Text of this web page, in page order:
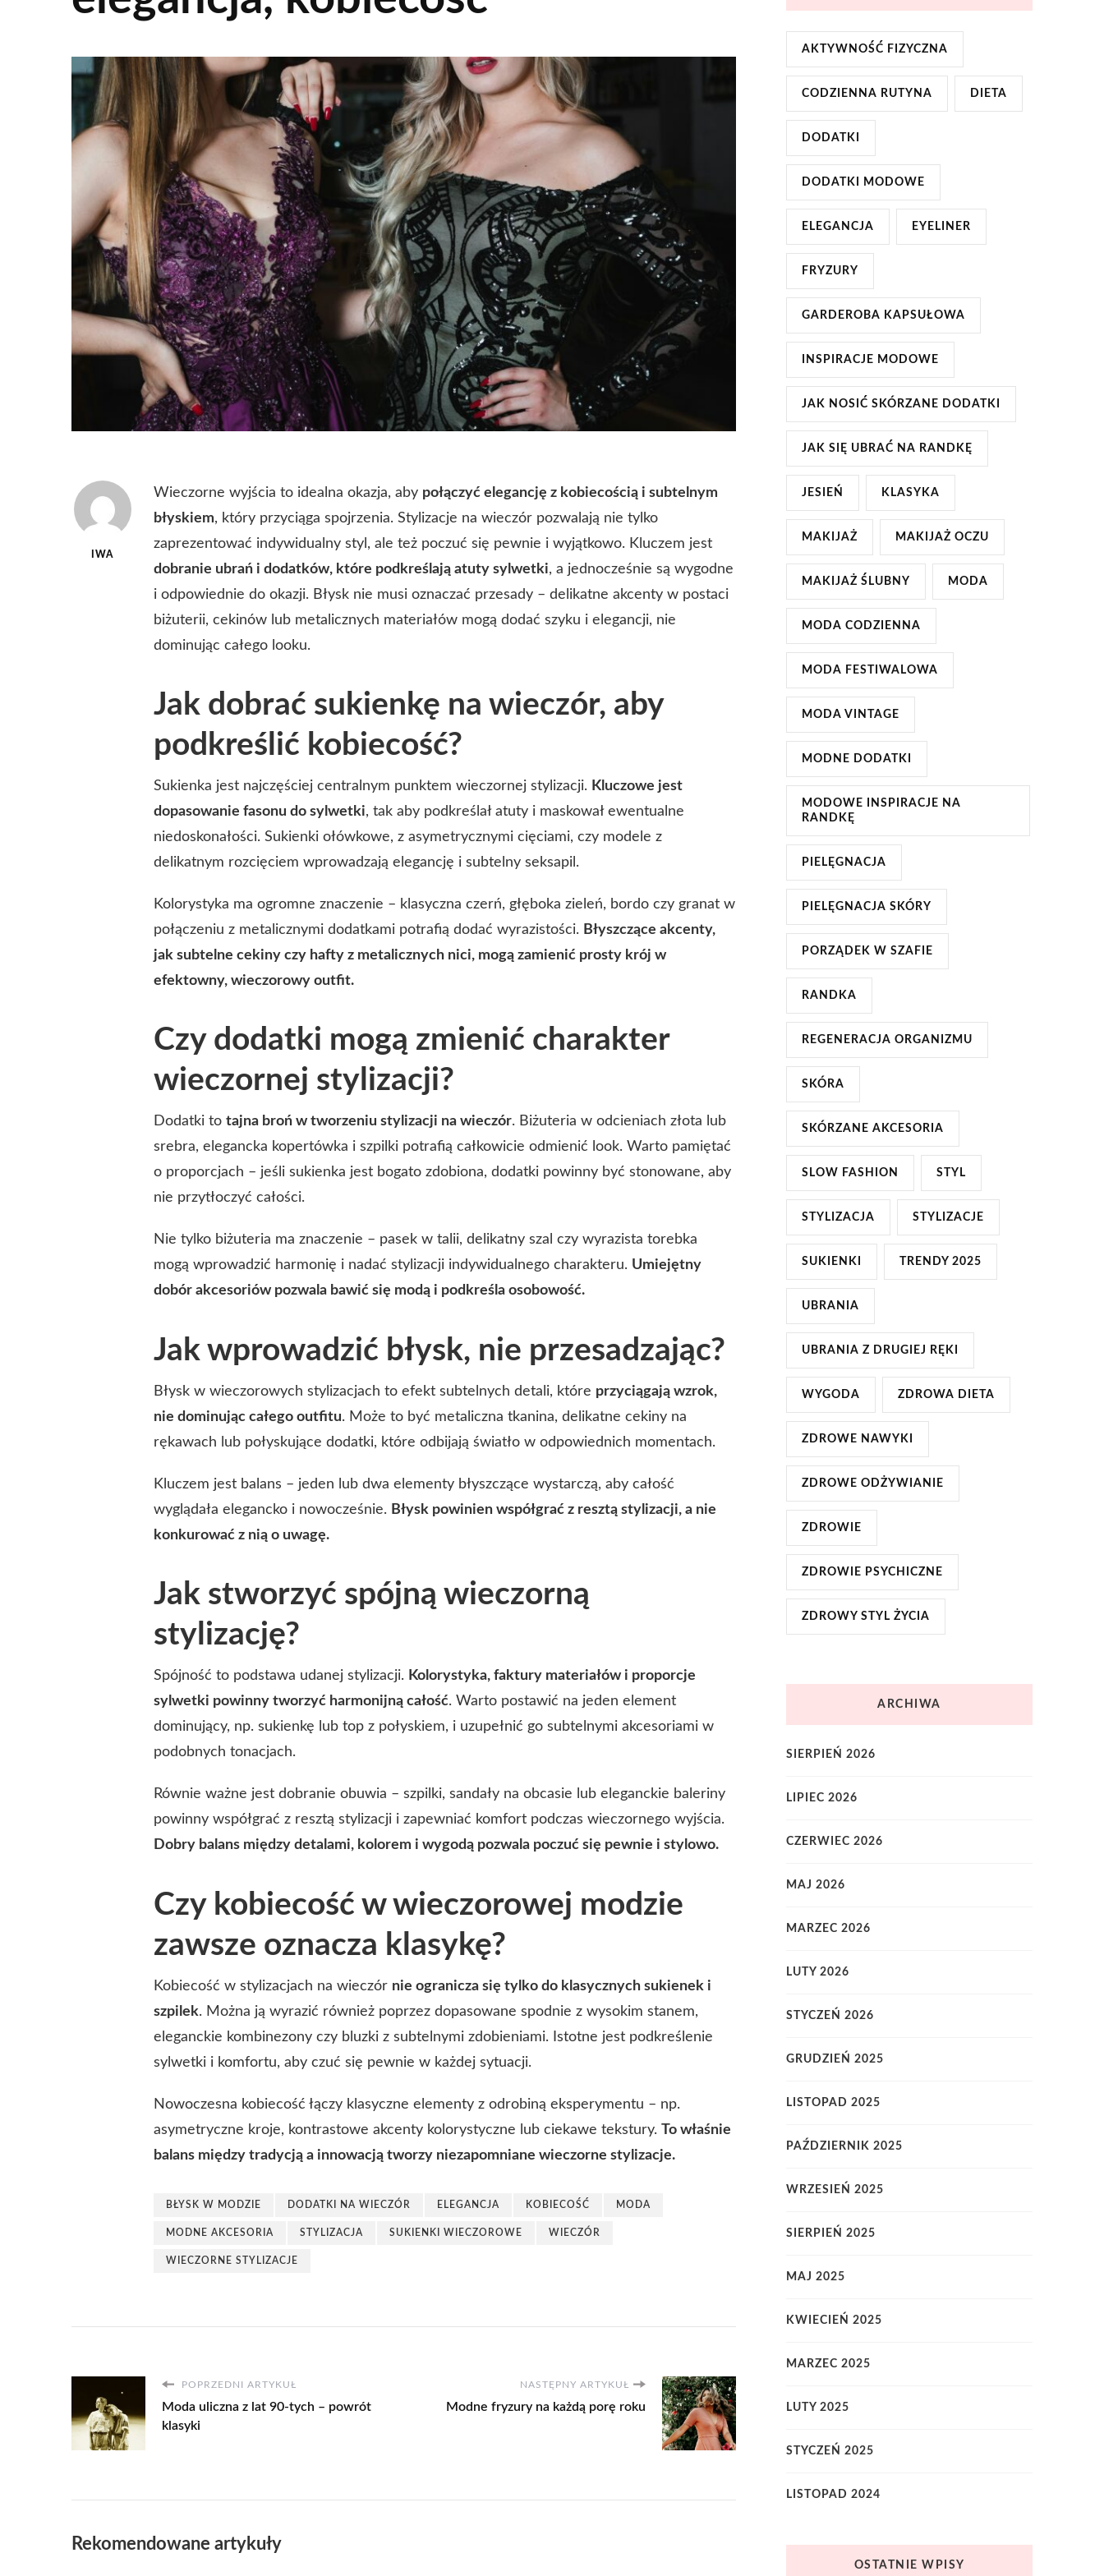
IWA
Wieczorne wyjścia to idealna okazja, aby połączyć elegancję z kobiecością i subtelnym
błyskiem, który przyciąga spojrzenia. Stylizacje na wieczór pozwalają nie tylko
zaprezentować indywidualny styl, ale też poczuć się pewnie i wyjątkowo. Kluczem jest
dobranie ubrań i dodatków, które podkreślają atuty sylwetki, a jednocześnie są wygodne
i odpowiednie do okazji. Błysk nie musi oznaczać przesady – delikatne akcenty w postaci
biżuterii, cekinów lub metalicznych materiałów mogą dodać szyku i elegancji, nie
dominując całego looku.
Jak dobrać sukienkę na wieczór, aby
podkreślić kobiecość?
Sukienka jest najczęściej centralnym punktem wieczornej stylizacji. Kluczowe jest
dopasowanie fasonu do sylwetki, tak aby podkreślał atuty i maskował ewentualne
niedoskonałości. Sukienki ołówkowe, z asymetrycznymi cięciami, czy modele z
delikatnym rozcięciem wprowadzają elegancję i subtelny seksapil.
Kolorystyka ma ogromne znaczenie – klasyczna czerń, głęboka zieleń, bordo czy granat w
połączeniu z metalicznymi dodatkami potrafią dodać wyrazistości. Błyszczące akcenty,
jak subtelne cekiny czy hafty z metalicznych nici, mogą zamienić prosty krój w
efektowny, wieczorowy outfit.
Czy dodatki mogą zmienić charakter
wieczornej stylizacji?
Dodatki to tajna broń w tworzeniu stylizacji na wieczór. Biżuteria w odcieniach złota lub
srebra, elegancka kopertówka i szpilki potrafią całkowicie odmienić look. Warto pamiętać
o proporcjach – jeśli sukienka jest bogato zdobiona, dodatki powinny być stonowane, aby
nie przytłoczyć całości.
Nie tylko biżuteria ma znaczenie – pasek w talii, delikatny szal czy wyrazista torebka
mogą wprowadzić harmonię i nadać stylizacji indywidualnego charakteru. Umiejętny
dobór akcesoriów pozwala bawić się modą i podkreśla osobowość.
Jak wprowadzić błysk, nie przesadzając?
Błysk w wieczorowych stylizacjach to efekt subtelnych detali, które przyciągają wzrok,
nie dominując całego outfitu. Może to być metaliczna tkanina, delikatne cekiny na
rękawach lub połyskujące dodatki, które odbijają światło w odpowiednich momentach.
Kluczem jest balans – jeden lub dwa elementy błyszczące wystarczą, aby całość
wyglądała elegancko i nowocześnie. Błysk powinien współgrać z resztą stylizacji, a nie
konkurować z nią o uwagę.
Jak stworzyć spójną wieczorną
stylizację?
Spójność to podstawa udanej stylizacji. Kolorystyka, faktury materiałów i proporcje
sylwetki powinny tworzyć harmonijną całość. Warto postawić na jeden element
dominujący, np. sukienkę lub top z połyskiem, i uzupełnić go subtelnymi akcesoriami w
podobnych tonacjach.
Równie ważne jest dobranie obuwia – szpilki, sandały na obcasie lub eleganckie baleriny
powinny współgrać z resztą stylizacji i zapewniać komfort podczas wieczornego wyjścia.
Dobry balans między detalami, kolorem i wygodą pozwala poczuć się pewnie i stylowo.
Czy kobiecość w wieczorowej modzie
zawsze oznacza klasykę?
Kobiecość w stylizacjach na wieczór nie ogranicza się tylko do klasycznych sukienek i
szpilek. Można ją wyrazić również poprzez dopasowane spodnie z wysokim stanem,
eleganckie kombinezony czy bluzki z subtelnymi zdobieniami. Istotne jest podkreślenie
sylwetki i komfortu, aby czuć się pewnie w każdej sytuacji.
Nowoczesna kobiecość łączy klasyczne elementy z odrobiną eksperymentu – np.
asymetryczne kroje, kontrastowe akcenty kolorystyczne lub ciekawe tekstury. To właśnie
balans między tradycją a innowacją tworzy niezapomniane wieczorne stylizacje.
BŁYSK W MODZIE DODATKI NA WIECZÓR ELEGANCJA KOBIECOŚĆ MODA
MODNE AKCESORIA STYLIZACJA SUKIENKI WIECZOROWE WIECZÓR
WIECZORNE STYLIZACJE
POPRZEDNI ARTYKUŁ
Moda uliczna z lat 90-tych – powrót
klasyki
NASTĘPNY ARTYKUŁ
Modne fryzury na każdą porę roku
Rekomendowane artykuły
AKTYWNOŚĆ FIZYCZNA
CODZIENNA RUTYNA DIETA
DODATKI
DODATKI MODOWE
ELEGANCJA EYELINER
FRYZURY
GARDEROBA KAPSUŁOWA
INSPIRACJE MODOWE
JAK NOSIĆ SKÓRZANE DODATKI
JAK SIĘ UBRAĆ NA RANDKĘ
JESIEŃ KLASYKA
MAKIJAŻ MAKIJAŻ OCZU
MAKIJAŻ ŚLUBNY MODA
MODA CODZIENNA
MODA FESTIWALOWA
MODA VINTAGE
MODNE DODATKI
MODOWE INSPIRACJE NA
RANDKĘ
PIELĘGNACJA
PIELĘGNACJA SKÓRY
PORZĄDEK W SZAFIE
RANDKA
REGENERACJA ORGANIZMU
SKÓRA
SKÓRZANE AKCESORIA
SLOW FASHION STYL
STYLIZACJA STYLIZACJE
SUKIENKI TRENDY 2025
UBRANIA
UBRANIA Z DRUGIEJ RĘKI
WYGODA ZDROWA DIETA
ZDROWE NAWYKI
ZDROWE ODŻYWIANIE
ZDROWIE
ZDROWIE PSYCHICZNE
ZDROWY STYL ŻYCIA
ARCHIWA
SIERPIEŃ 2026
LIPIEC 2026
CZERWIEC 2026
MAJ 2026
MARZEC 2026
LUTY 2026
STYCZEŃ 2026
GRUDZIEŃ 2025
LISTOPAD 2025
PAŹDZIERNIK 2025
WRZESIEŃ 2025
SIERPIEŃ 2025
MAJ 2025
KWIECIEŃ 2025
MARZEC 2025
LUTY 2025
STYCZEŃ 2025
LISTOPAD 2024
OSTATNIE WPISY